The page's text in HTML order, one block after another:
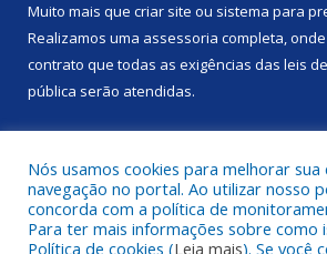
Muito mais que criar site ou sistema para
Realizamos uma assessoria completa,
contrato que todas as exigências das leis
pública serão atendidas.
Nós usamos cookies para melhorar sua
navegação no portal. Ao utilizar nosso
concorda com a política de
Para ter mais informações sobre como
Política de cookies (Leia mais). Se você